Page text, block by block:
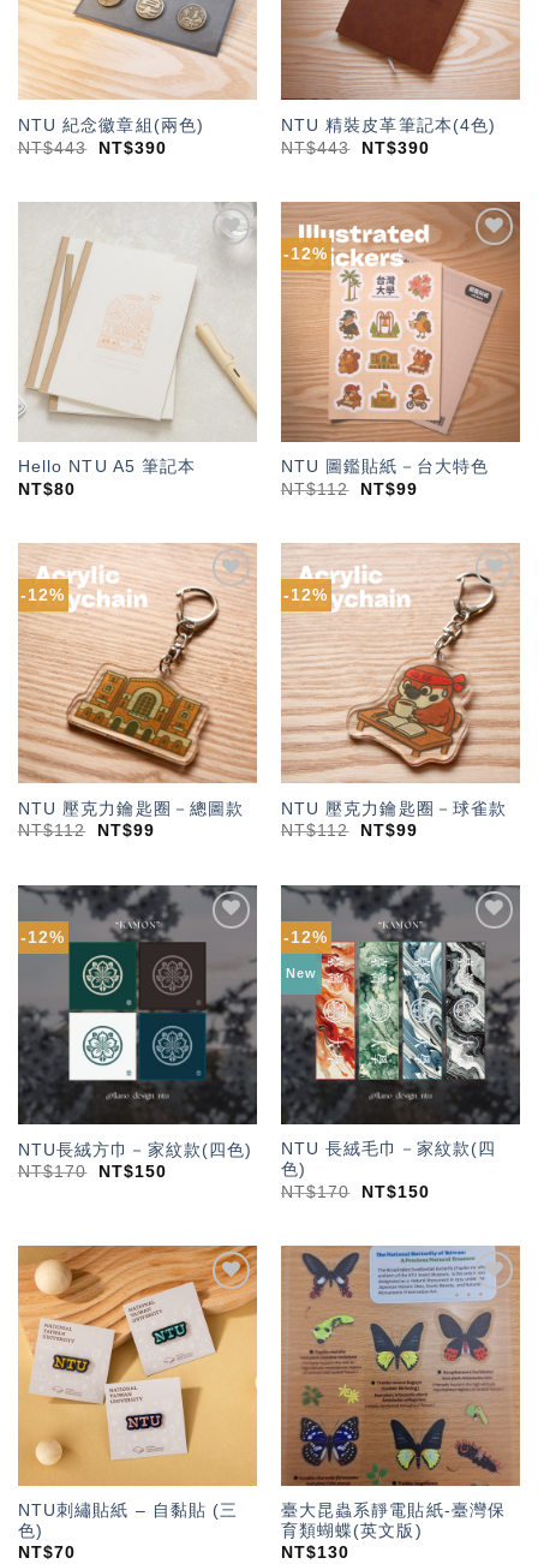
NTU 紀念徽章組(兩色)
NT$443 NT$390
NTU 精裝皮革筆記本(4色)
NT$443 NT$390
Hello NTU A5 筆記本
NT$80
-12%
「願
望輕
單」
NTU 圖鑑貼紙－台大特色
NT$112 NT$99
-12%
加入
「願
望輕
單」
NTU 壓克力鑰匙圈－總圖款
NT$112 NT$99
-12%
加入
「願
望輕
單」
NTU 壓克力鑰匙圈－球雀款
NT$112 NT$99
-12%
望輕
單」
NTU長絨方巾－家紋款(四色)
NT$170 NT$150
-12%
New
加入
「願
望輕
單」
NTU 長絨毛巾－家紋款(四
色)
NT$170 NT$150
加入
「願
望輕
單」
NTU刺繡貼紙 – 自黏貼 (三
色)
NT$70
加入
「願
望輕
單」
臺大昆蟲系靜電貼紙-臺灣保
育類蝴蝶(英文版)
NT$130